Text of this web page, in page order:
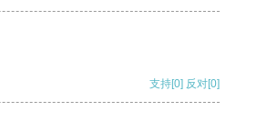
支持[0] 反对[0]